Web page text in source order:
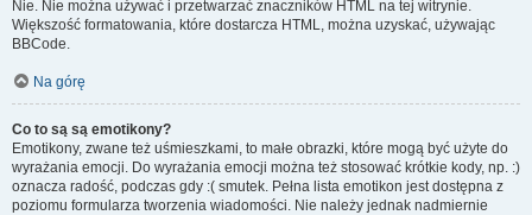
Nie. Nie można używać i przetwarzać znaczników HTML na tej witrynie.
Większość formatowania, które dostarcza HTML, można uzyskać, używając
BBCode.
Na górę
Co to są są emotikony?
Emotikony, zwane też uśmieszkami, to małe obrazki, które mogą być użyte do
wyrażania emocji. Do wyrażania emocji można też stosować krótkie kody, np. :)
oznacza radość, podczas gdy :( smutek. Pełna lista emotikon jest dostępna z
poziomu formularza tworzenia wiadomości. Nie należy jednak nadmiernie